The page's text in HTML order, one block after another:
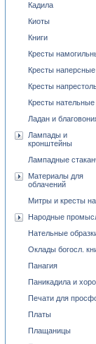
Кадила
Киоты
Книги
Кресты
Кресты наперсные
Кресты
Кресты нательные
Ладан и
Лампады и
кронштейны
Лампадные
Материалы для
облачений
Митры и кресты
Народные
Нательные
Оклады богосл.
Панагия
Паникадила и
Печати для
Платы
Плащаницы